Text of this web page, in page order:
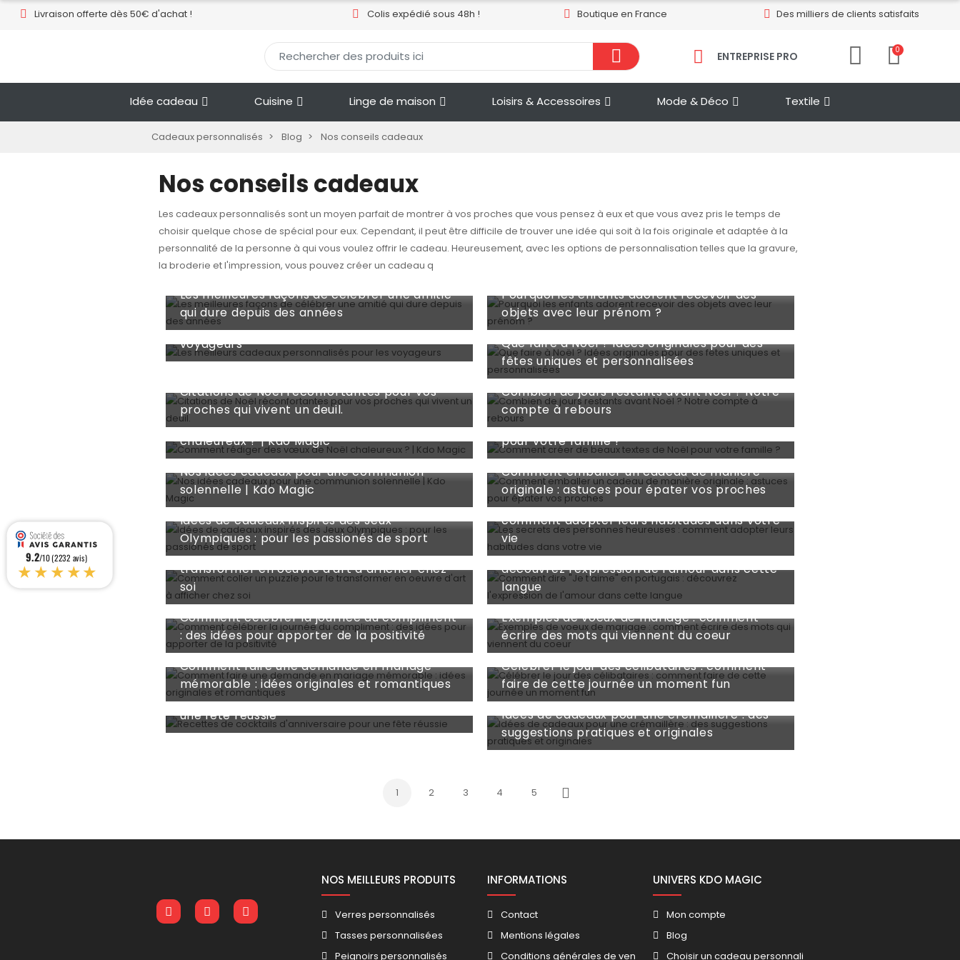
Livraison offerte dès 50€ d'achat !​ Colis expédié sous 48h ! Boutique en France Des milliers de clients satisfaits
ENTREPRISE PRO​ 0
Idée cadeau Cuisine Linge de maison Loisirs & Accessoires Mode & Déco Textile
Cadeaux personnalisés Blog Nos conseils cadeaux
Nos conseils cadeaux
Les cadeaux personnalisés sont un moyen parfait de montrer à vos proches que vous pensez à eux et que vous avez pris le temps de
choisir quelque chose de spécial pour eux. Cependant, il peut être difficile de trouver une idée qui soit à la fois originale et adaptée à la
personnalité de la personne à qui vous voulez offrir le cadeau. Heureusement, avec les options de personnalisation telles que la gravure,
la broderie et l'impression, vous pouvez créer un cadeau q
Jul 27, 2026
Les meilleures façons de célébrer une amitié
qui dure depuis des années
Pourquoi les enfants adorent recevoir des
objets avec leur prénom ?
Jul 27, 2026
Les meilleurs cadeaux personnalisés pour les
voyageurs
Jun 24, 2026
Que faire à Noël ? Idées originales pour des
fêtes uniques et personnalisées
Citations de Noël réconfortantes pour vos
proches qui vivent un deuil.
Jun 23, 2026
Combien de jours restants avant Noël ? Notre
compte à rebours
Jun 23, 2026
Comment rédiger des vœux de Noël
chaleureux ? | Kdo Magic
Jun 18, 2026
Comment créer de beaux textes de Noël
pour votre famille ?
Jun 18, 2026
Nos idées cadeaux pour une communion
solennelle | Kdo Magic
May 28, 2026
Comment emballer un cadeau de manière
originale : astuces pour épater vos proches
May 27, 2026
Idées de cadeaux inspirés des Jeux
Olympiques : pour les passionés de sport
May 26, 2026
Les secrets des personnes heureuses :
comment adopter leurs habitudes dans votre
vie
May 11, 2026
Comment coller un puzzle pour le
transformer en oeuvre d'art à afficher chez
soi
May 11, 2026
Comment dire "Je t'aime" en portugais :
découvrez l'expression de l'amour dans cette
langue
May 06, 2026
Comment célébrer la journée du compliment
: des idées pour apporter de la positivité
Apr 27, 2026
Exemples de voeux de mariage : comment
écrire des mots qui viennent du coeur
Apr 27, 2026
Comment faire une demande en mariage
mémorable : idées originales et romantiques
Apr 27, 2026
Célébrer le jour des célibataires : comment
faire de cette journée un moment fun
Apr 10, 2026
Recettes de cocktails d'anniversaire pour
une fête réussie
Apr 07, 2026
Idées de cadeaux pour une crémaillère : des
suggestions pratiques et originales
1 2 3 4 5
Suivant
NOS MEILLEURS PRODUITS
Verres personnalisés
Tasses personnalisées
Peignoirs personnalisés
INFORMATIONS
Contact
Mentions légales
Conditions générales de ven
UNIVERS KDO MAGIC
Mon compte
Blog
Choisir un cadeau personnali
9.2/10 (2232 avis)
★★★★★